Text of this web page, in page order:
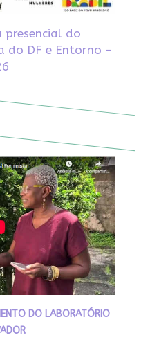
presencial do
do DF e Entorno -
DO LABORATÓRIO